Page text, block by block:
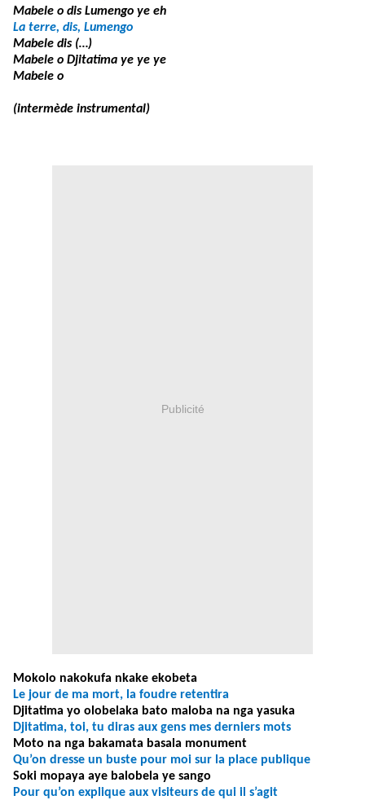
Mabele o dis Lumengo ye eh
La terre, dis, Lumengo
Mabele dis (…)
Mabele o Djitatima ye ye ye
Mabele o
(intermède instrumental)
Publicité
Mokolo nakokufa nkake ekobeta
Le jour de ma mort, la foudre retentira
Djitatima yo olobelaka bato maloba na nga yasuka
Djitatima, toi, tu diras aux gens mes derniers mots
Moto na nga bakamata basala monument
Qu’on dresse un buste pour moi sur la place publique
Soki mopaya aye balobela ye sango
Pour qu’on explique aux visiteurs de qui il s’agit